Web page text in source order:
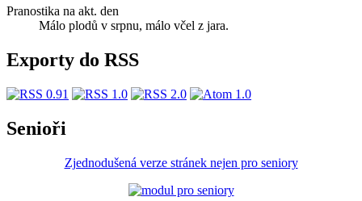
Pranostika na akt. den
Málo plodů v srpnu, málo včel z jara.
Exporty do RSS
Senioři
Zjednodušená verze stránek nejen pro seniory